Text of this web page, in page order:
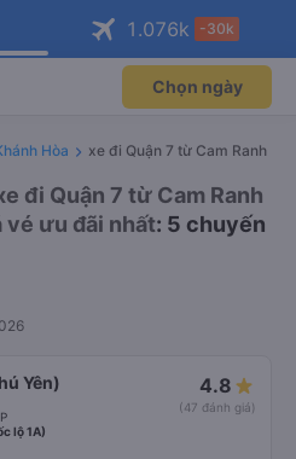
ngay!
viên độc
Mở app
vé máy bay qua
Mở app
1.076k -30k
Chọn ngày
Hòa xe đi Quận 7 từ Cam Ranh
đi Quận 7 từ Cam Ranh
vé ưu đãi nhất: 5 chuyến
Yên) 4.8
(47 đánh giá)
lộ 1A)